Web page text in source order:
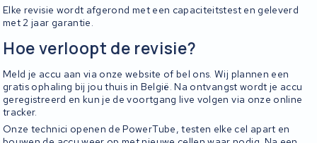
Elke revisie wordt afgerond met een capaciteitstest en geleverd
met 2 jaar garantie.
Hoe verloopt de revisie?
Meld je accu aan via onze website of bel ons. Wij plannen een
gratis ophaling bij jou thuis in België. Na ontvangst wordt je accu
geregistreerd en kun je de voortgang live volgen via onze online
tracker.
Onze technici openen de PowerTube, testen elke cel apart en